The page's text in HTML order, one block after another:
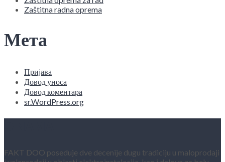
Zaštitna radna oprema
Мета
Пријава
Довод уноса
Довод коментара
sr.WordPress.org
FAKT DOO poseduje dve decenije dugu tradiciju u maloprodaji